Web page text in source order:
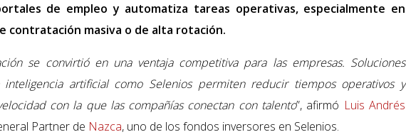
de empleo y automatiza tareas operativas, especialmente en
contratación masiva o de alta rotación.
se convirtió en una ventaja competitiva para las empresas. Soluciones
inteligencia artificial como Selenios permiten reducir tiempos operativos y
con la que las compañías conectan con talento”, afirmó Luis Andrés
Partner de Nazca, uno de los fondos inversores en Selenios.